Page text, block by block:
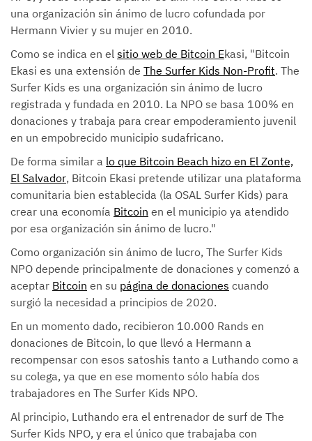
una organización sin ánimo de lucro cofundada por
Hermann Vivier y su mujer en 2010.
Como se indica en el sitio web de Bitcoin Ekasi, "Bitcoin
Ekasi es una extensión de The Surfer Kids Non-Profit. The
Surfer Kids es una organización sin ánimo de lucro
registrada y fundada en 2010. La NPO se basa 100% en
donaciones y trabaja para crear empoderamiento juvenil
en un empobrecido municipio sudafricano.
De forma similar a lo que Bitcoin Beach hizo en El Zonte,
El Salvador, Bitcoin Ekasi pretende utilizar una plataforma
comunitaria bien establecida (la OSAL Surfer Kids) para
crear una economía Bitcoin en el municipio ya atendido
por esa organización sin ánimo de lucro."
Como organización sin ánimo de lucro, The Surfer Kids
NPO depende principalmente de donaciones y comenzó a
aceptar Bitcoin en su página de donaciones cuando
surgió la necesidad a principios de 2020.
En un momento dado, recibieron 10.000 Rands en
donaciones de Bitcoin, lo que llevó a Hermann a
recompensar con esos satoshis tanto a Luthando como a
su colega, ya que en ese momento sólo había dos
trabajadores en The Surfer Kids NPO.
Al principio, Luthando era el entrenador de surf de The
Surfer Kids NPO, y era el único que trabajaba con